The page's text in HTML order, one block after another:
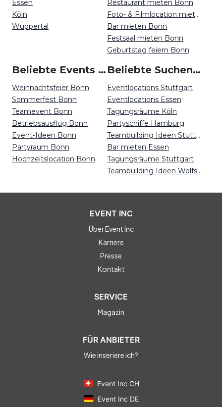
Essen
Köln
Wuppertal
Restaurant mieten Bonn
Foto- & Filmlocation mieten Bonn
Bar mieten Bonn
Festsaal mieten Bonn
Geburtstag feiern Bonn
Beliebte Events in Bonn
Weihnachtsfeier Bonn
Sommerfest Bonn
Teamevent Bonn
Betriebsausflug Bonn
Event-Ideen Bonn
Partyraum Bonn
Hochzeitslocation Bonn
Beliebte Suchen auf Event Inc
Eventlocations Stuttgart
Eventlocations Essen
Tagungsräume Köln
Partyschiffe Hamburg
Teambuilding Ideen Stuttgart
Bar mieten Essen
Tagungsräume Stuttgart
Teambuilding Ideen Wolfsburg
EVENT INC
Über Event Inc
Karriere
Presse
Kontakt
SERVICE
Magazin
FÜR ANBIETER
Wie inseriere ich?
Event Inc CH
Event Inc DE